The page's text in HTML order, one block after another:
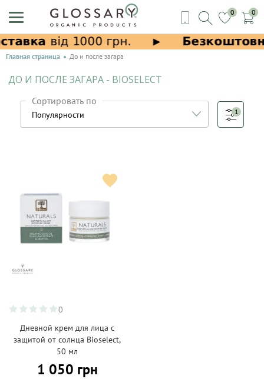
0 0
Главная страница До и после загара
ДО И ПОСЛЕ ЗАГАРА - BIOSELECT
Сортировать по
1
0
Дневной крем для лица с
защитой от солнца Bioselect,
50 мл
1 050 грн